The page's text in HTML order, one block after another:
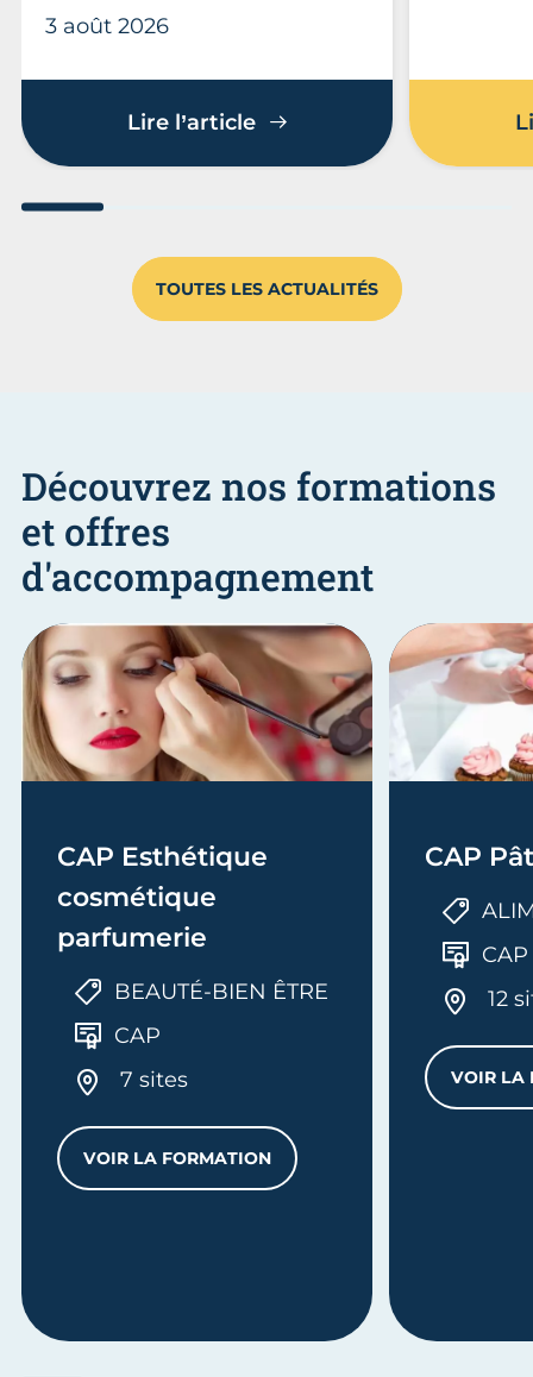
3 août 2026
Lire l’articleExamens 2026 : les CFA
TOUTES LES ACTUALITÉS
Découvrez nos formations
et offres
d'accompagnement
CAP Esthétique
cosmétique
parfumerie
BEAUTÉ-BIEN ÊTRE
CAP
7 sites
VOIR LA FORMATIONCAP ESTHÉTIQUE COSMÉTIQUE
CAP
CAP
12
VOIR LA